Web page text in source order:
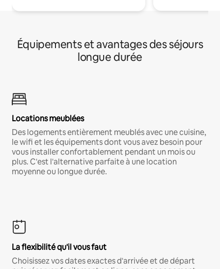
Équipements et avantages des séjours
longue durée
Locations meublées
Des logements entièrement meublés avec une cuisine,
le wifi et les équipements dont vous avez besoin pour
vous installer confortablement pendant un mois ou
plus. C'est l'alternative parfaite à une location
moyenne ou longue durée.
La flexibilité qu'il vous faut
Choisissez vos dates exactes d'arrivée et de départ